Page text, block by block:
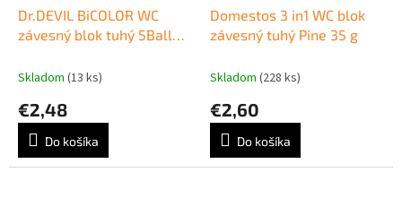
Dr.DEVIL BiCOLOR WC
závesný blok tuhý 5Ball
Skladom (13 ks)
€2,48
Do košíka
Domestos 3 in1 WC blok
závesný tuhý Pine 35 g
Skladom (228 ks)
€2,60
Do košíka